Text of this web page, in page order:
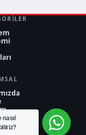
nasıl